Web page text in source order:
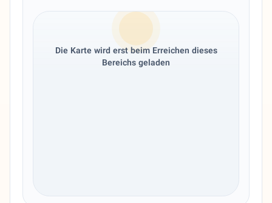
Die Karte wird erst beim Erreichen dieses
Bereichs geladen